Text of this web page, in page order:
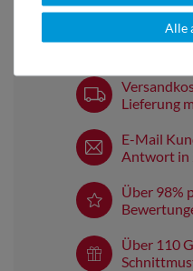
Lieferung
E-Mail
Antwort in
Über 98%
Über 110
Alle